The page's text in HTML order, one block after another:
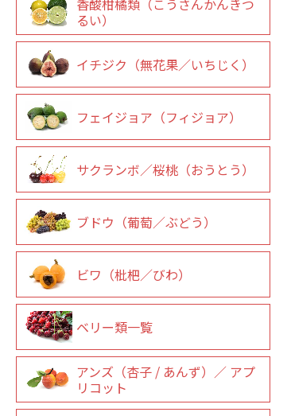
香酸柑橘類（こうさんかんきつ
るい）
イチジク（無花果／いちじく）
フェイジョア（フィジョア）
サクランボ／桜桃（おうとう）
ブドウ（葡萄／ぶどう）
ビワ（枇杷／びわ）
ベリー類一覧
アンズ（杏子 / あんず）／ アプ
リコット